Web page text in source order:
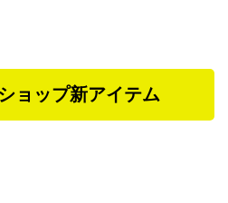
ョップ新アイテム